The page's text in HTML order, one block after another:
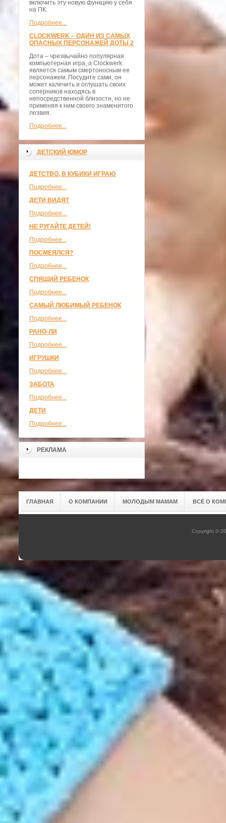
включить эту новую функцию у себя
на ПК.
Подробнее...
CLOCKWERK – ОДИН ИЗ САМЫХ
ОПАСНЫХ ПЕРСОНАЖЕЙ ДОТЫ 2
Дота – чрезвычайно популярная
компьютерная игра, а Clockwerk
является самым смертоносным ее
персонажем. Посудите сами, он
может калечить и оглушать своих
соперников находясь в
непосредственной близости, но не
применяя к ним своего знаменитого
лезвия.
Подробнее...
ДЕТСКИЙ ЮМОР
ДЕТСТВО, В КУБИКИ ИГРАЮ
Подробнее...
ДЕТИ ВИДЯТ
Подробнее...
НЕ РУГАЙТЕ ДЕТЕЙ!
Подробнее...
ПОСМЕЯЛСЯ?
Подробнее...
СПЯЩИЙ РЕБЕНОК
Подробнее...
САМЫЙ ЛЮБИМЫЙ РЕБЕНОК
Подробнее...
РАНО-ЛИ
Подробнее...
ИГРУШКИ
Подробнее...
ЗАБОТА
Подробнее...
ДЕТИ
Подробнее...
РЕКЛАМА
ГЛАВНАЯ О КОМПАНИИ МОЛОДЫМ МАМАМ ВСЁ О
Copyright ©